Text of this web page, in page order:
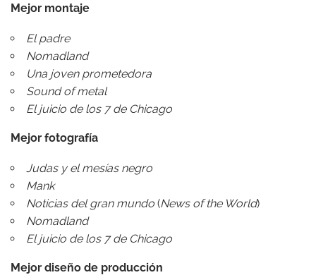
Mejor montaje
El padre
Nomadland
Una joven prometedora
Sound of metal
El juicio de los 7 de Chicago
Mejor fotografía
Judas y el mesías negro
Mank
Noticias del gran mundo (News of the World)
Nomadland
El juicio de los 7 de Chicago
Mejor diseño de producción